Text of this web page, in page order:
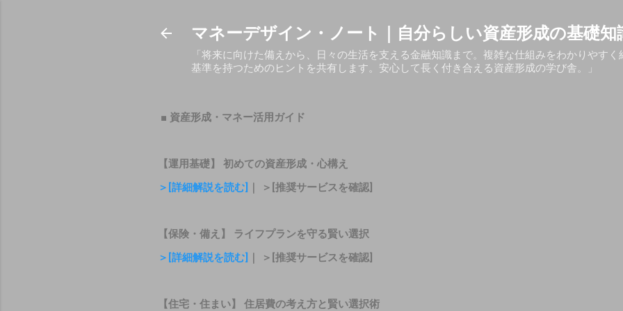
マネーデザイン・ノート｜自分らしい資産形成の基礎知
「将来に向けた備えから、日々の生活を支える金融知識まで。複雑な仕組みをわかりやす
基準を持つためのヒントを共有します。安心して長く付き合える資産形成の学び舎。」
■ 資産形成・マネー活用ガイド
【運用基礎】 初めての資産形成・心構え
＞[詳細解説を読む]
｜ ＞[推奨サービスを確認]
【保険・備え】 ライフプランを守る賢い選択
＞[詳細解説を読む]
｜ ＞[推奨サービスを確認]
【住宅・住まい】 住居費の考え方と賢い選択術